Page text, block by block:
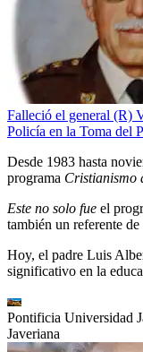
Falleció el general (R)
Policía en la Toma del
Desde 1983 hasta
programa Cristianismo
Este no solo fue el
también un referente
Hoy, el padre Luis
significativo en la
Pontificia Universidad
Javeriana